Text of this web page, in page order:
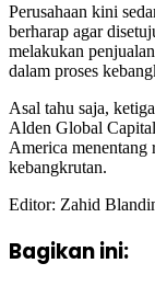
Perusahaan kini
berharap agar
melakukan
dalam proses
Asal tahu saja,
Alden Global
America menentang
kebangkrutan.
Editor: Zahid
Bagikan ini: